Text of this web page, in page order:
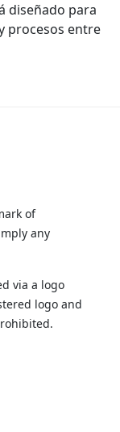
diseñado para
procesos entre
of
any
via a logo
logo and